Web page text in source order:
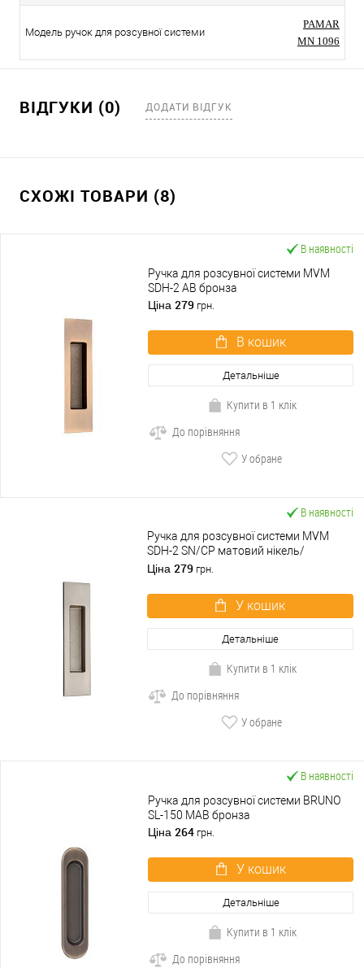
Модель ручок для розсувної системи
PAMAR
MN 1096
ВІДГУКИ (0) ДОДАТИ ВІДГУК
СХОЖІ ТОВАРИ (8)
В наявності
Ручка для розсувної системи MVM
SDH-2 AB бронза
Ціна 279 грн.
В кошик
Детальніше
Купити в 1 клік
До порівняння
У обране
В наявності
Ручка для розсувної системи MVM
SDH-2 SN/CP матовий нікель/
полірований хром
Ціна 279 грн.
У кошик
Детальніше
Купити в 1 клік
До порівняння
У обране
В наявності
Ручка для розсувної системи BRUNO
SL-150 MAB бронза
Ціна 264 грн.
У кошик
Детальніше
Купити в 1 клік
До порівняння